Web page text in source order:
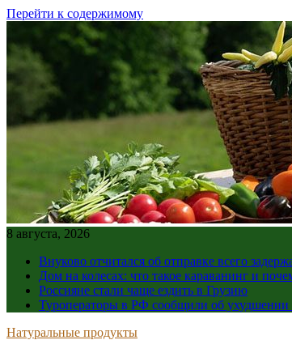
Перейти к содержимому
8 августа, 2026
Внуково отчитался об отправке всего
Дом на колесах: что такое караванинг и
Россияне стали чаще ездить в Грузию
Туроператоры в РФ сообщили об ухудшении
Натуральные продукты